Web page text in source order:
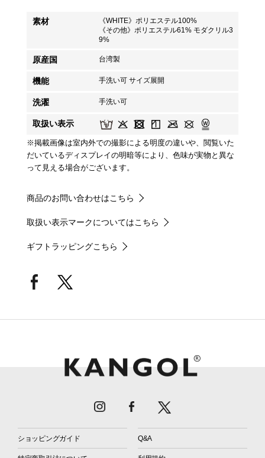
素材
《WHITE》ポリエステル100%
《その他》ポリエステル61% モダクリル3
9%
原産国 台湾製
機能 手洗い可 サイズ展開
洗濯 手洗い可
取扱い表示
※掲載画像は室内外での撮影による明度の違いや、閲覧いた
だいているディスプレイの明暗等により、色味が実物と異な
って見える場合がございます。
商品のお問い合わせはこちら
取扱い表示マークについてはこちら
ギフトラッピングこちら
ショッピングガイド Q&A